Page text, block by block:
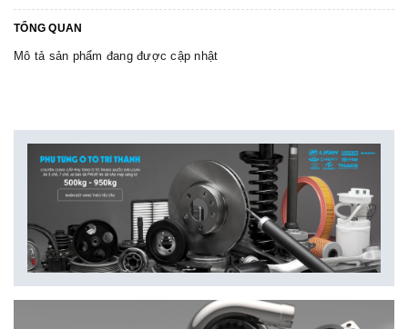
TỔNG QUAN
Mô tả sản phẩm đang được cập nhật